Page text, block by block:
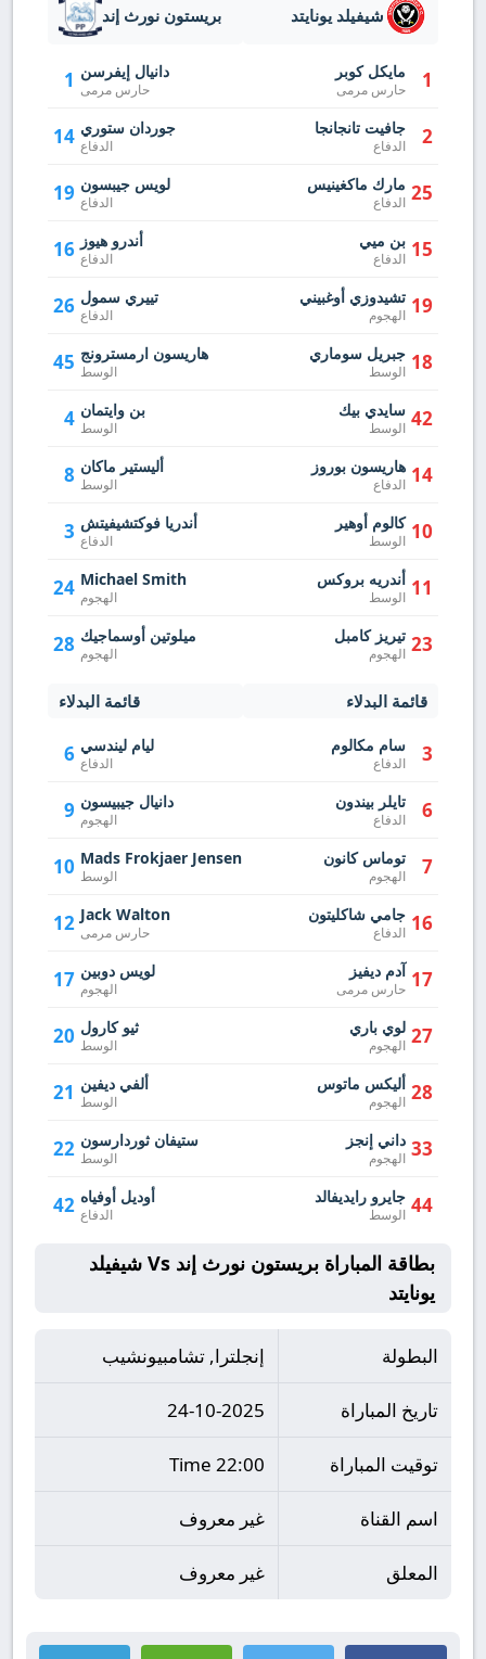
بريستون نورث إند
1 دانيال إيفرسن
حارس مرمى
14 جوردان ستوري
الدفاع
19 لويس جيبسون
الدفاع
16 أندرو هيوز
الدفاع
26 تييري سمول
الدفاع
45 هاريسون ارمسترونج
الوسط
4 بن وايتمان
الوسط
8 أليستير ماكان
الوسط
3 أندريا فوكتشيفيتش
الدفاع
24 Michael Smith
الهجوم
28 ميلوتين أوسماجيك
الهجوم
قائمة البدلاء
6 ليام ليندسي
الدفاع
9 دانيال جيبيسون
الهجوم
10 Mads Frokjaer Jensen
الوسط
12 Jack Walton
حارس مرمى
17 لويس دوبين
الهجوم
20 ثيو كارول
الوسط
21 ألفي ديفين
الوسط
22 ستيفان ثوردارسون
الوسط
42 أوديل أوفياه
الدفاع
شيفيلد يونايتد
1 مايكل كوبر
حارس مرمى
2 جافيت تانجانجا
الدفاع
25 مارك ماكغينيس
الدفاع
15 بن ميي
الدفاع
19 تشيدوزي أوغبيني
الهجوم
18 جبريل سوماري
الوسط
42 سايدي بيك
الوسط
14 هاريسون بوروز
الدفاع
10 كالوم أوهير
الوسط
11 أندريه بروكس
الوسط
23 تيريز كامبل
الهجوم
قائمة البدلاء
3 سام مكالوم
الدفاع
6 تايلر بيندون
الدفاع
7 توماس كانون
الهجوم
16 جامي شاكليتون
الدفاع
17 آدم ديفيز
حارس مرمى
27 لوي باري
الهجوم
28 أليكس ماتوس
الهجوم
33 داني إنجز
الهجوم
44 جايرو رايديفالد
الوسط
بطاقة المباراة بريستون نورث إند Vs شيفيلد
يونايتد
البطولة إنجلترا, تشامبيونشيب
تاريخ المباراة 24-10-2025
توقيت المباراة 22:00 Time
اسم القناة غير معروف
المعلق غير معروف